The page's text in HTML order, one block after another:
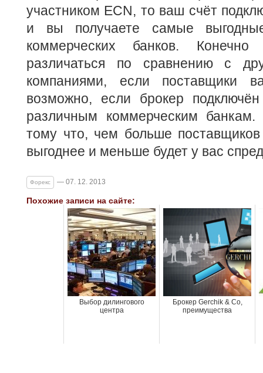
участником ECN, то ваш счёт
и вы получаете самые
коммерческих банков.
различаться по сравнению с
компаниями, если поставщики
возможно, если брокер
различным коммерческим
тому что, чем больше
выгоднее и меньше будет у вас
Форекс — 07. 12. 2013
Похожие записи на сайте:
Выбор дилингового
центра
Брокер Gerchik & Co,
преимущества